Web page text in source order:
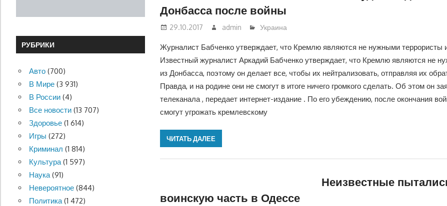
Донбасса после войны
29.10.2017 admin Украина
Журналист Бабченко утверждает, что Кремлю являются не нужными террористы
Известный журналист Аркадий Бабченко утверждает, что Кремлю являются не
из Донбасса, поэтому он делает все, чтобы их нейтрализовать, отправляя их
Правда, и на родине они не смогут в итоге ничего громкого сделать. Об этом он
телеканала , передает интернет-издание . По его убеждению, после окончания
смогут угрожать кремлевскому
ЧИТАТЬ ДАЛЕЕ
Неизвестные
воинскую часть в Одессе
РУБРИКИ
Авто(700)
В Мире(3 931)
В России(4)
Все новости(13 707)
Здоровье(1 614)
Игры (272)
Криминал (1 814)
Культура(1 597)
Наука(91)
Невероятное(844)
Политика(1 472)